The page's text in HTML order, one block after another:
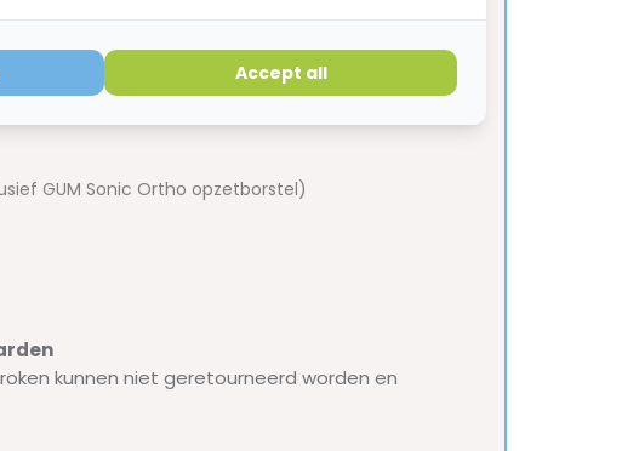
GUM Sonic Ortho opzetborstel)
kunnen niet geretourneerd worden en
Accept all